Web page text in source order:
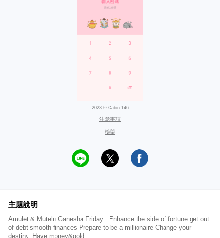
2023 © Cabin 146
注意事項
檢舉
主題說明
Amulet & Mutelu Ganesha Friday : Enhance the side of fortune get out
of debt smooth finances Prepare to be a millionaire Change your
destiny, Have money&gold